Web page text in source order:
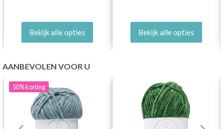
Bekijk alle opties Bekijk alle opties
AANBEVOLEN VOOR U
50%korting